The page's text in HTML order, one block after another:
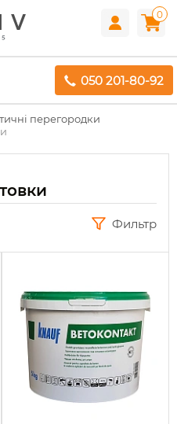
0
050 201-80-92
перегородки
Фильтр